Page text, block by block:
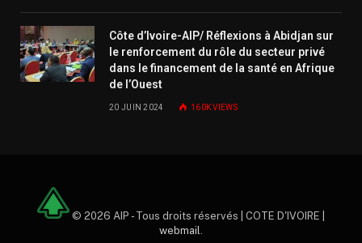
Côte d’Ivoire-AIP/ Réflexions à Abidjan sur
le renforcement du rôle du secteur privé
dans le financement de la santé en Afrique
de l’Ouest
20 JUIN 2024 160KVIEWS
© 2026 AIP - Tous droits réservés | COTE D'IVOIRE |
webmail.